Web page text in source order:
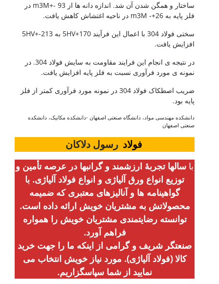
ساختار و همگن شدن آن شد. اندازه دانه ها از m3M+- 93 در
فلز پایه به 26+- m3M در ناحیه اغتشاش کاهش یافت.
سختی فولاد 304 با اعمال این فرآیند 170+5HV به 5HV+-213
افزایش یافت.
در نتیجه ی انجام این فرایند مقاومت به سایش فولاد 304. در
نمونه ی مورد فرآوری نسبت به فلز پایه افزایش یافت.
ضریب اصطکاک فولاد 304 در نمونه مورد فرآوری کمتر از فلز
پایه بود.
دانشکده مهندسی مواد، دانشگاه صنعتی اصفهان -دانشکده مکانیک، دانشکده
صنعتی اصفهان
فولاد رسول دلاکان
با سالها تجربۀ ارزشمند و گرانبها در عرصه تأمین و
توزیع انواع ورق آلیاژی و انواع فولاد آلیاژی. با
گواهینامه ها و آنالیزهای معتبری که ضمیمه
محصولاتش به مشتریان خویش ارائه داده است.
توانسته رضایتمندی مشتریان خویش را همواره
فراهم آورد.
صنعتگر شریف و گرامی از اینکه ما را جهت خرید
کالا (فولاد آلیاژی). مورد نیاز خویش انتخاب می
نمایید از شما سپاسگزاریم.